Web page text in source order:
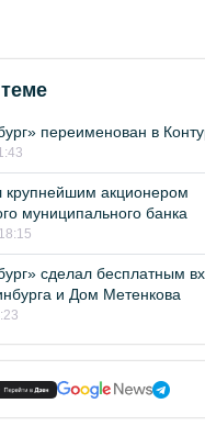
переименован в
крупнейшим акционером
муниципального банка
сделал бесплатным
и Дом Метенкова